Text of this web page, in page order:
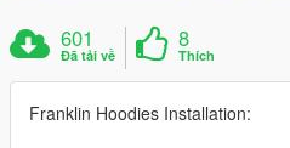
601
Đã tải về
8
Thích
Franklin Hoodies Installation: